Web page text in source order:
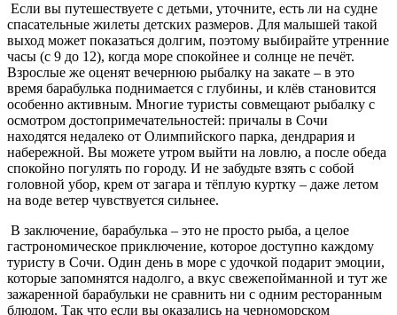
Если вы путешествуете с детьми, уточните, есть ли на судне
спасательные жилеты детских размеров. Для малышей такой
выход может показаться долгим, поэтому выбирайте утренние
часы (с 9 до 12), когда море спокойнее и солнце не печёт.
Взрослые же оценят вечернюю рыбалку на закате – в это
время барабулька поднимается с глубины, и клёв становится
особенно активным. Многие туристы совмещают рыбалку с
осмотром достопримечательностей: причалы в Сочи
находятся недалеко от Олимпийского парка, дендрария и
набережной. Вы можете утром выйти на ловлю, а после обеда
спокойно погулять по городу. И не забудьте взять с собой
головной убор, крем от загара и тёплую куртку – даже летом
на воде ветер чувствуется сильнее.
В заключение, барабулька – это не просто рыба, а целое
гастрономическое приключение, которое доступно каждому
туристу в Сочи. Один день в море с удочкой подарит эмоции,
которые запомнятся надолго, а вкус свежепойманной и тут же
зажаренной барабульки не сравнить ни с одним ресторанным
блюдом. Так что если вы оказались на черноморском